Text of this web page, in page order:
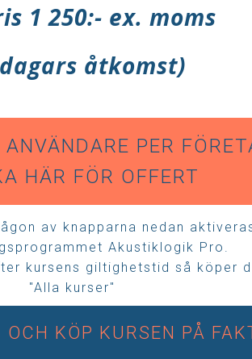
1 250:- ex. moms
åtkomst)
PER
HÄR FÖR OFFERT
av knapparna nedan
Akustiklogik Pro.
kursens giltighetstid så köper
"Alla kurser"
OCH KÖP KURSEN PÅ